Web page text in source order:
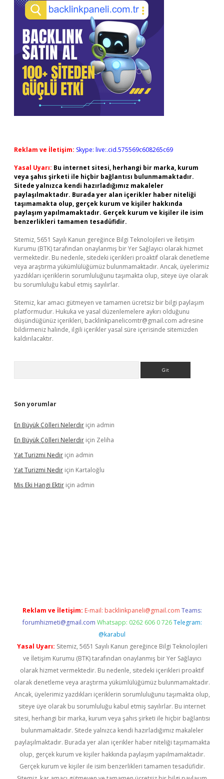
Reklam ve İletişim: Skype: live:.cid.575569c608265c69
Yasal Uyarı: Bu internet sitesi, herhangi bir marka, kurum
veya şahıs şirketi ile hiçbir bağlantısı bulunmamaktadır.
Sitede yalnızca kendi hazırladığımız makaleler
paylaşılmaktadır. Burada yer alan içerikler haber niteliği
taşımamakta olup, gerçek kurum ve kişiler hakkında
paylaşım yapılmamaktadır. Gerçek kurum ve kişiler ile isim
benzerlikleri tamamen tesadüfidir.
Sitemiz, 5651 Sayılı Kanun gereğince Bilgi Teknolojileri ve İletişim
Kurumu (BTK) tarafından onaylanmış bir Yer Sağlayıcı olarak hizmet
vermektedir. Bu nedenle, sitedeki içerikleri proaktif olarak denetleme
veya araştırma yükümlülüğümüz bulunmamaktadır. Ancak, üyelerimiz
yazdıkları içeriklerin sorumluluğunu taşımakta olup, siteye üye olarak
bu sorumluluğu kabul etmiş sayılırlar.
Sitemiz, kar amacı gütmeyen ve tamamen ücretsiz bir bilgi paylaşım
platformudur. Hukuka ve yasal düzenlemelere aykırı olduğunu
düşündüğünüz içerikleri, backlinkpanelicomtr@gmail.com adresine
bildirmeniz halinde, ilgili içerikler yasal süre içerisinde sitemizden
kaldırılacaktır.
Son yorumlar
En Büyük Çölleri Nelerdir için admin
En Büyük Çölleri Nelerdir için Zeliha
Yat Turizmi Nedir için admin
Yat Turizmi Nedir için Kartaloğlu
Miş Eki Hangi Ektir için admin
Reklam ve İletişim: E-mail: backlinkpaneli@gmail.com Teams:
forumhizmeti@gmail.com Whatsapp: 0262 606 0 726 Telegram:
@karabul
Yasal Uyarı: Sitemiz, 5651 Sayılı Kanun gereğince Bilgi Teknolojileri
ve İletişim Kurumu (BTK) tarafından onaylanmış bir Yer Sağlayıcı
olarak hizmet vermektedir. Bu nedenle, sitedeki içerikleri proaktif
olarak denetleme veya araştırma yükümlülüğümüz bulunmamaktadır.
Ancak, üyelerimiz yazdıkları içeriklerin sorumluluğunu taşımakta olup,
siteye üye olarak bu sorumluluğu kabul etmiş sayılırlar. Bu internet
sitesi, herhangi bir marka, kurum veya şahıs şirketi ile hiçbir bağlantısı
bulunmamaktadır. Sitede yalnızca kendi hazırladığımız makaleler
paylaşılmaktadır. Burada yer alan içerikler haber niteliği taşımamakta
olup, gerçek kurum ve kişiler hakkında paylaşım yapılmamaktadır.
Gerçek kurum ve kişiler ile isim benzerlikleri tamamen tesadüfidir.